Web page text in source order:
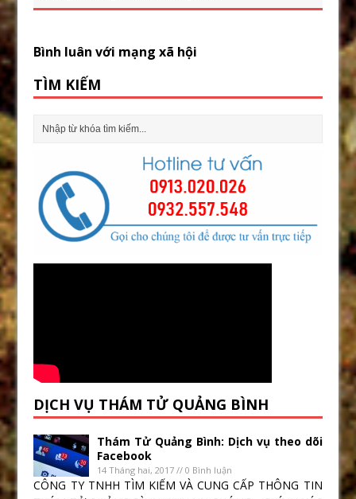
Bình luân với mạng xã hội
TÌM KIẾM
DỊCH VỤ THÁM TỬ QUẢNG BÌNH
Thám Tử Quảng Bình: Dịch vụ theo dõi
Facebook
14 Tháng hai, 2017 // 0 Bình luận
CÔNG TY TNHH TÌM KIẾM VÀ CUNG CẤP THÔNG TIN